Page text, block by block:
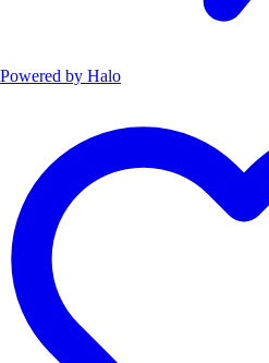
Powered by Halo